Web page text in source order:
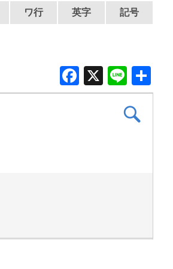
ワ行 英字 記号
F
a
X
Li
n
e
有